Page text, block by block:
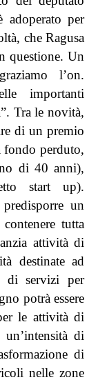
adoperato per
che Ragusa
questione. Un
l’on.
importanti
Tra le novità,
di un premio
perduto,
di 40 anni),
start up).
un
tutta
attività di
destinate ad
di servizi per
potrà essere
le attività di
di
di
nelle zone